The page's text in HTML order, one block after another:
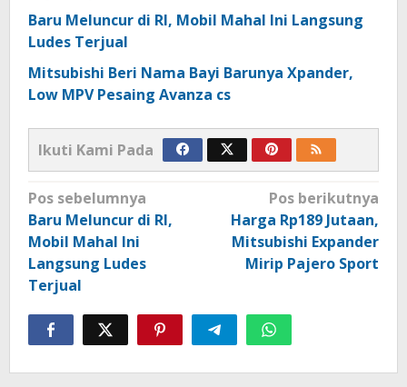
Baru Meluncur di RI, Mobil Mahal Ini Langsung
Ludes Terjual
Mitsubishi Beri Nama Bayi Barunya Xpander,
Low MPV Pesaing Avanza cs
Ikuti Kami Pada
Navigasi
pos
Pos sebelumnya
Baru Meluncur di RI,
Mobil Mahal Ini
Langsung Ludes
Terjual
Pos berikutnya
Harga Rp189 Jutaan,
Mitsubishi Expander
Mirip Pajero Sport